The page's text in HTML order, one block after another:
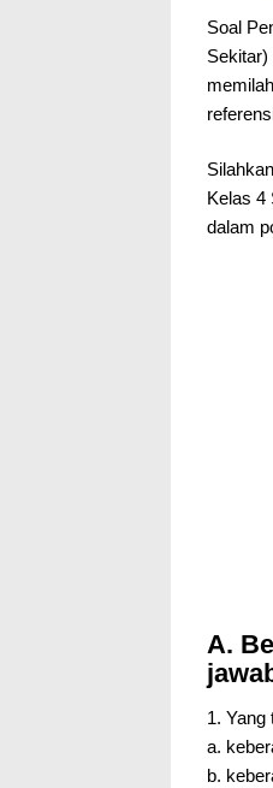
Soal
Sekitar)
Kelas 4
dalam
A.
1.
a.
b.